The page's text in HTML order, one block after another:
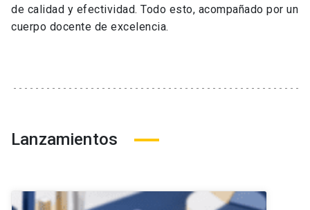
de calidad y efectividad. Todo esto, acompañado por un
cuerpo docente de excelencia.
Lanzamientos